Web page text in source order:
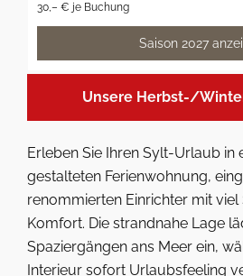
30,– € je Buchung
Saison 2027
Unsere Herbst-/
Erleben Sie Ihren Sylt-Urlaub in
gestalteten Ferienwohnung,
renommierten Einrichter mit viel
Komfort. Die strandnahe Lage
Spaziergängen ans Meer ein,
Interieur sofort Urlaubsfeeling